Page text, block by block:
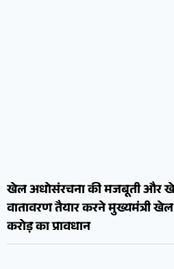
खेल अधोसंरचना की मजबूती और
वातावरण तैयार करने मुख्यमंत्री
करोड़ का प्रावधान